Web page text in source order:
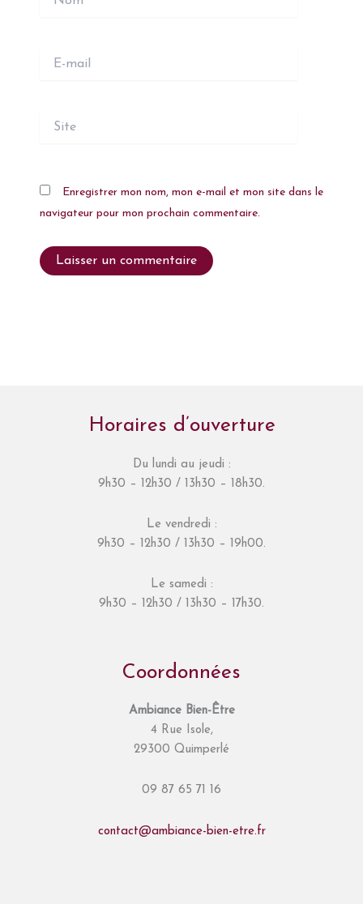
mail
Site
Enregistrer mon nom, mon e-mail et mon site dans le
navigateur pour mon prochain commentaire.
Horaires d’ouverture
Du lundi au jeudi :
9h30 – 12h30 / 13h30 – 18h30.
Le vendredi :
9h30 – 12h30 / 13h30 – 19h00.
Le samedi :
9h30 – 12h30 / 13h30 – 17h30.
Coordonnées
Ambiance Bien-Être
4 Rue Isole,
29300 Quimperlé
09 87 65 71 16
contact@ambiance-bien-etre.fr